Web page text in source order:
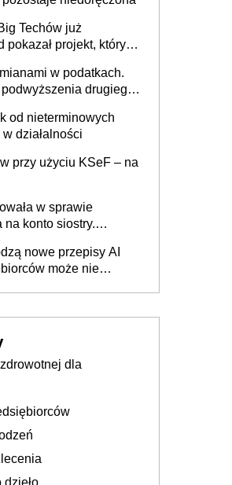
Techów już
pokazał projekt, który
w podatkach.
drugiego
od nieterminowych
działalności
przy użyciu KSeF – na
w sprawie
na konto siostry.
jednak nie będzie
nowe przepisy AI
może nie
dla